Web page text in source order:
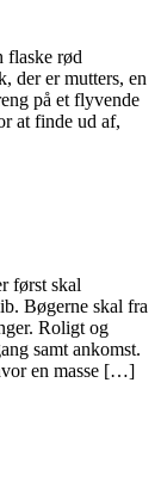
flaske rød
der er mutters, en
på et flyvende
at finde ud af,
først skal
Bøgerne skal fra
Roligt og
samt ankomst.
en masse […]